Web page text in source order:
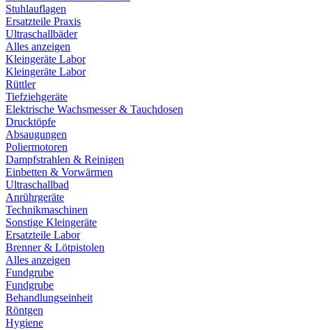
Stuhlauflagen
Ersatzteile Praxis
Ultraschallbäder
Alles anzeigen
Kleingeräte Labor
Kleingeräte Labor
Rüttler
Tiefziehgeräte
Elektrische Wachsmesser & Tauchdosen
Drucktöpfe
Absaugungen
Poliermotoren
Dampfstrahlen & Reinigen
Einbetten & Vorwärmen
Ultraschallbad
Anrührgeräte
Technikmaschinen
Sonstige Kleingeräte
Ersatzteile Labor
Brenner & Lötpistolen
Alles anzeigen
Fundgrube
Fundgrube
Behandlungseinheit
Röntgen
Hygiene